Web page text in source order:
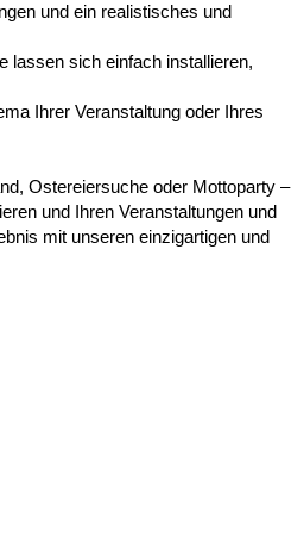
und ein realistisches und
lassen sich einfach installieren,
Ihrer Veranstaltung oder Ihres
Ostereiersuche oder Mottoparty –
und Ihren Veranstaltungen und
mit unseren einzigartigen und